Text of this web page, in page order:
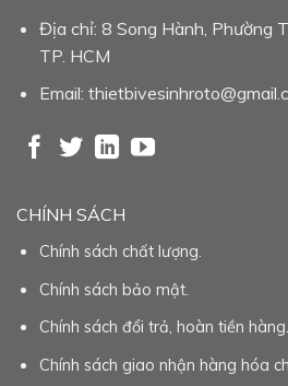
Địa chỉ: 8 Song Hành, Phường
TP. HCM
Email:
CHÍNH SÁCH
Chính sách chất lượng.
Chính sách bảo mật.
Chính sách đổi trả, hoàn tiền hàng.
Chính sách giao nhận hàng hóa